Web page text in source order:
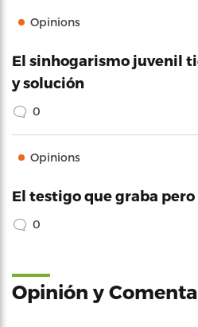
Opinions
El sinhogarismo juvenil
y solución
0
Opinions
El testigo que graba
0
Opinión y